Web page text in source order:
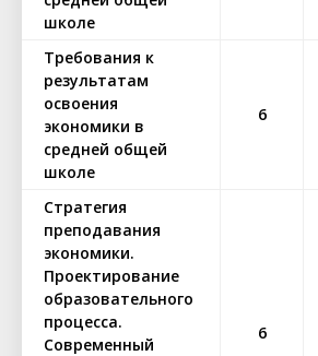
школе
Требования к
результатам
освоения
экономики в
средней общей
школе
6
Стратегия
преподавания
экономики.
Проектирование
образовательного
процесса.
Современный
6